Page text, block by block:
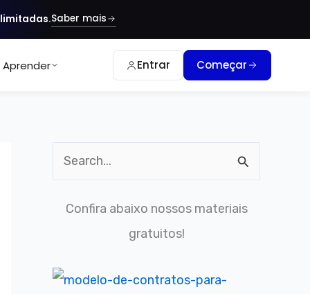
Saber mais
Aprender Entrar Começar
u
Confira abaixo nossos materiais
gratuitos!